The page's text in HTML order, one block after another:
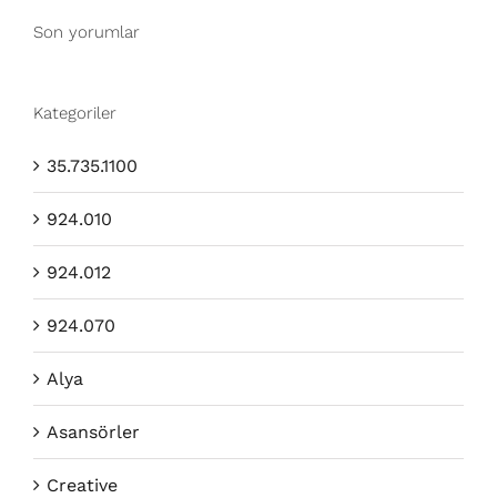
Son yorumlar
Kategoriler
35.735.1100
924.010
924.012
924.070
Alya
Asansörler
Creative